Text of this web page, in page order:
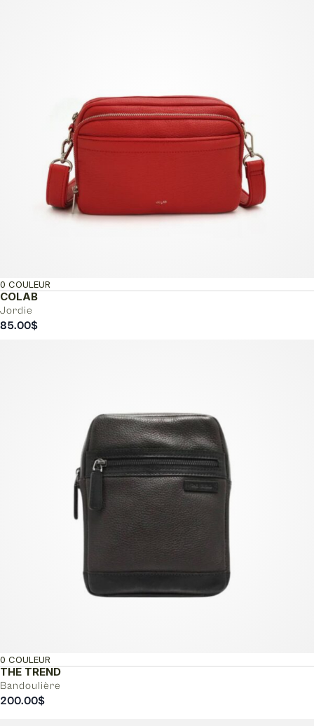
COLAB
Jordie
0 COULEUR
85.00$
THE TREND
Bandoulière
0 COULEUR
200.00$